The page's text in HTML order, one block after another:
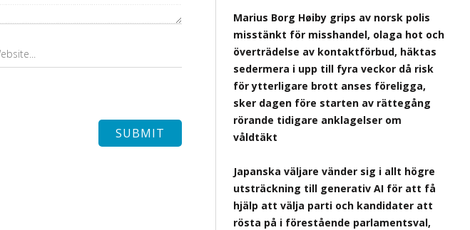
Marius Borg Høiby grips av norsk polis
misstänkt för misshandel, olaga hot och
överträdelse av kontaktförbud, häktas
sedermera i upp till fyra veckor då risk
för ytterligare brott anses föreligga,
sker dagen före starten av rättegång
rörande tidigare anklagelser om
våldtäkt
Japanska väljare vänder sig i allt högre
utsträckning till generativ AI för att få
hjälp att välja parti och kandidater att
rösta på i förestående parlamentsval,